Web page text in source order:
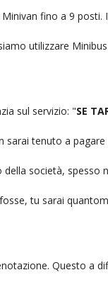
fino a 9 posti.
utilizzare
sul servizio: "SE
sarai tenuto a pagare
società,
tu sarai
Questo a